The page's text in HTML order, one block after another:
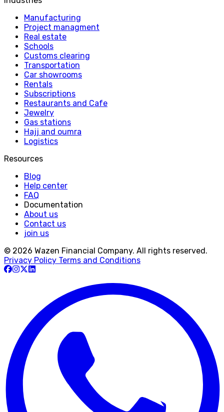
Manufacturing
Project managment
Real estate
Schools
Customs clearing
Transportation
Car showrooms
Rentals
Subscriptions
Restaurants and Cafe
Jewelry
Gas stations
Hajj and oumra
Logistics
Resources
Blog
Help center
FAQ
Documentation
About us
Contact us
join us
© 2026 Wazen Financial Company. All rights reserved.
Privacy Policy Terms and Conditions